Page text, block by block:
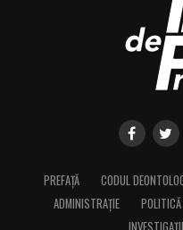
PREFAȚĂ CODUL
ADMINISTRAȚIE
POLITICĂ